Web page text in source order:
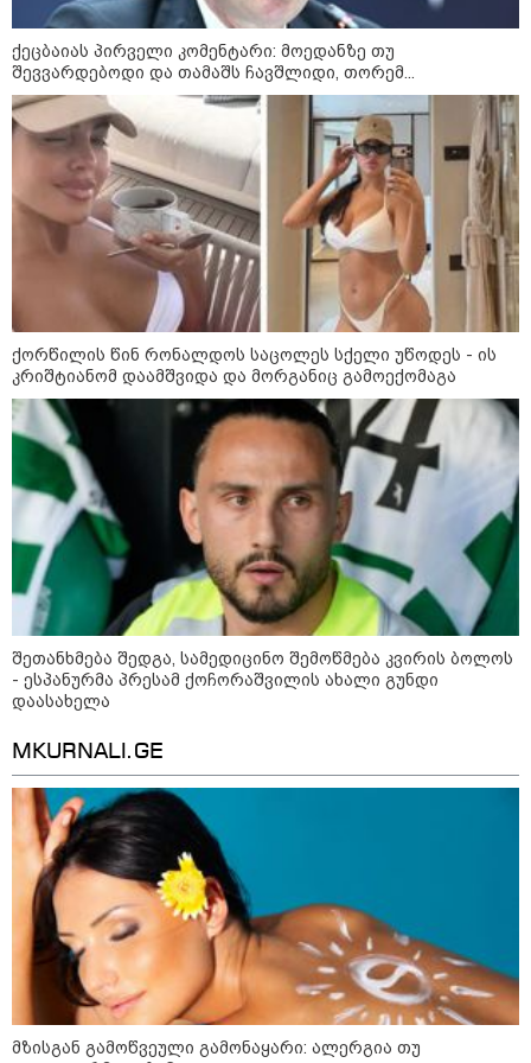
კასპიის ზღვა: სამი ქვეყნის
დაპირისპირების ახალი
ადგილი - რა სტრატეგიული
მნიშვნელობა აქვს ამ ადგილს
09:42 / 22-07-2026
რუსეთის ქალაქებში,
კრასნოდარსა და ნევინომისკში,
Wildberries-ის ლოგისტიკურ
ცენტრებზე თავდასხმა მოხდა-
არიან დაშავებულები
ზელენსკიმ ფედოროვის
შემდეგ, სირსკიც გაუშვა - ვინ
იქნება უკრაინის შეიარაღებული
ძალების ახალი
მთავარსარდალი?
კატეგორიის ყველა სიახლე
კატეგორიები
ქეცბაიას პირველი კომენტარი: მოედანზე თუ
შევვარდებოდი და თამაშს ჩავშლიდი, თორემ...
ქორწილის წინ რონალდოს საცოლეს სქელი უწოდეს - ის
კრიშტიანომ დაამშვიდა და მორგანიც გამოექომაგა
შეთანხმება შედგა, სამედიცინო შემოწმება კვირის ბოლოს
- ესპანურმა პრესამ ქოჩორაშვილის ახალი გუნდი
დაასახელა
MKURNALI.GE
მზისგან გამოწვეული გამონაყარი: ალერგია თუ